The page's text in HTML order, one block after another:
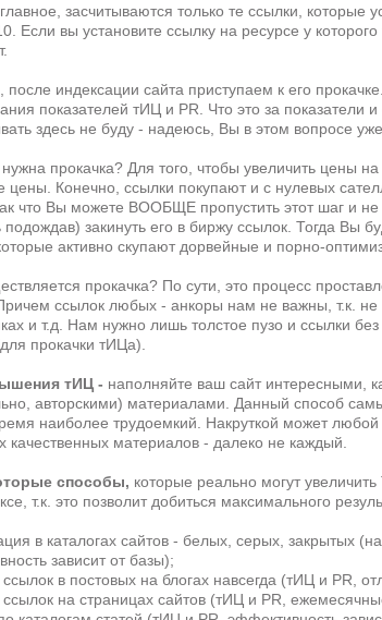
засчитываются только те ссылки, которые
Если вы установите ссылку на ресурсе у
индексации сайта приступаем к его
показателей тИЦ и PR. Что это за показатели и
здесь не буду - надеюсь, Вы в этом вопросе
прокачка? Для того, чтобы увеличить цены
цены. Конечно, ссылки покупают и с нулевых
что Вы можете ВООБЩЕ пропустить этот шаг и не
подождав) закинуть его в биржу ссылок. Тогда Вы
активно скупают дорвейные и порно-
прокачка? По сути, это процесс
ссылок любых - анкоры нам не важны, т.к. не
и т.д. Нам нужно лишь толстое пузо и ссылки
прокачки тИЦа).
тИЦ - наполняйте ваш сайт интересными,
авторскими) материалами. Данный способ
наиболее трудоемкий. Накруткой может
качественных материалов - далеко не каждый.
способы, которые реально могут
т.к. это позволит добиться максимального
в каталогах сайтов - белых, серых, закрытых
зависит от базы);
в постовых на блогах навсегда (тИЦ и PR,
ссылок на страницах сайтов (тИЦ и PR,